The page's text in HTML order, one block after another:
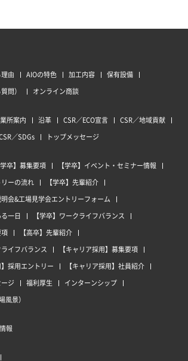
由 AIOの特色 加工内容
保有設備
問）
オンライン商談
所案内 沿革 CSR／ECO宣言
CSR／地域貢献
／SDGs トップメッセージ
学卒】募集要項
【学卒】イベント・セミナー情報
リーの流れ
【学卒】先輩紹介
明会&工場見学会エントリーフォーム
一日
【学卒】ワークライフバランス
項
【高卒】先輩紹介
ライフバランス
【キャリア採用】募集要項
】採用エントリー
【キャリア採用】社員紹介
ジ
福利厚生
インターンシップ
風景）
報